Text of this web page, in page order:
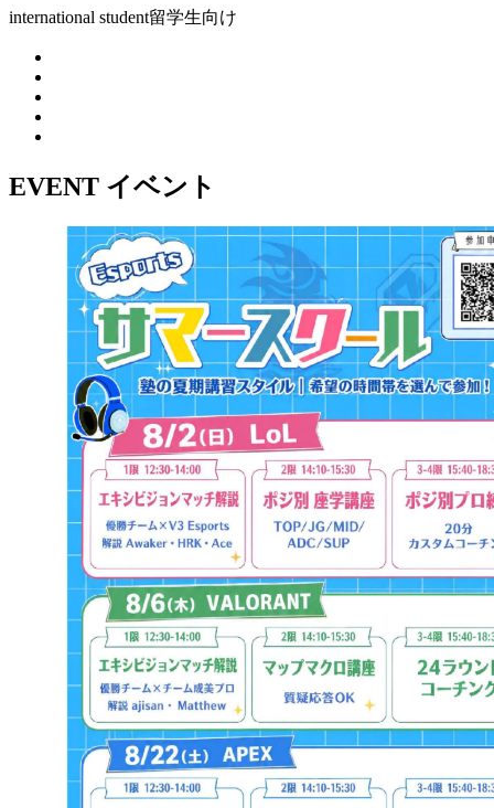
international student留学生向け
EVENT イベント